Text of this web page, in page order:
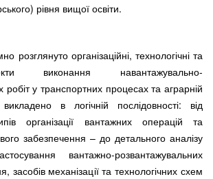
рівня вищої освіти.
розглянуто організаційні, технологічні та
виконання навантажувально-
робіт у транспортних процесах та аграрній
в логічній послідовності: від
організації вантажних операцій та
забезпечення – до детального аналізу
вантажно-розвантажувальних
механізації та технологічних схем